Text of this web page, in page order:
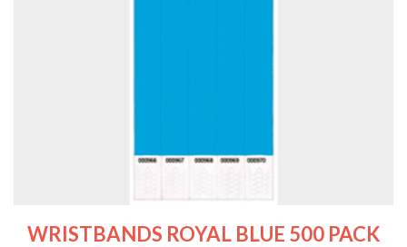
WRISTBANDS ROYAL BLUE 500 PACK